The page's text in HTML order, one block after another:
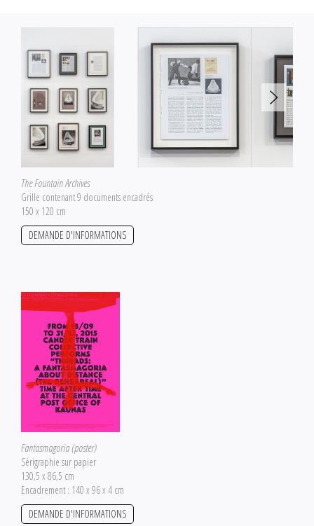
Saâdane Afif qualifie volontiers The Fountain Archivesd'«oeuvre hobby», mais
cette dernière demande cependant une assiduité sans faille. Aujourd'hui
l'archive s'approche des 850 entrées et vise à en atteindre mille et une pour
se voir achevée. Le corpus doit, comme le célèbre recueil de contes,
pouvoir se lire telle une légende qui rassemblerait les mille et une histoires
racontant l'oeuvreFountain.
The Fountain Archives
Grille contenant 9 documents encadrés
150 x 120 cm
DEMANDE D'INFORMATIONS
Fantasmagoria (poster)
Sérigraphie sur papier
130,5 x 86,5 cm
Encadrement : 140 x 96 x 4 cm
DEMANDE D'INFORMATIONS